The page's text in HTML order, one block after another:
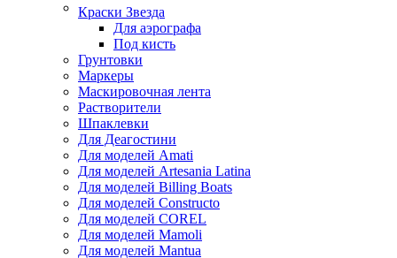
Краски Звезда
Для аэрографа
Под кисть
Грунтовки
Маркеры
Маскировочная лента
Растворители
Шпаклевки
Для Деагостини
Для моделей Amati
Для моделей Artesania Latina
Для моделей Billing Boats
Для моделей Constructo
Для моделей COREL
Для моделей Mamoli
Для моделей Mantua